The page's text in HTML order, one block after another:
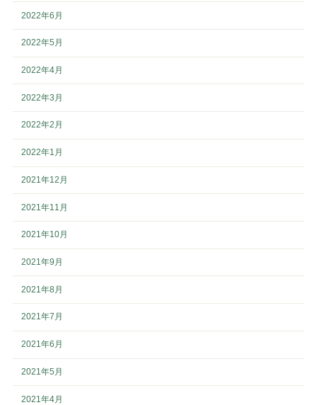
2022年6月
2022年5月
2022年4月
2022年3月
2022年2月
2022年1月
2021年12月
2021年11月
2021年10月
2021年9月
2021年8月
2021年7月
2021年6月
2021年5月
2021年4月